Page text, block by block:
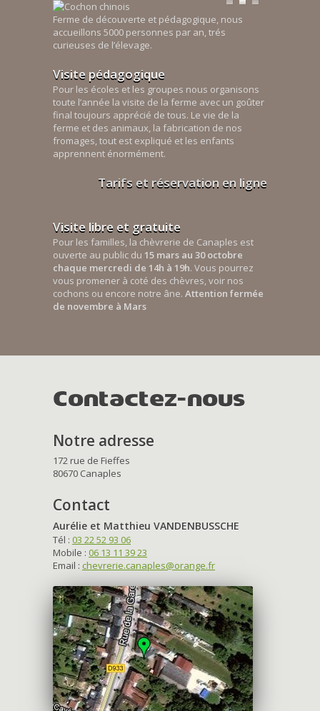
Ferme de découverte et pédagogique, nous
accueillons 5000 personnes par an, trés
curieuses de l’élevage.
Visite pédagogique
Pour les écoles et les groupes nous organisons
toute l’année la visite de la ferme avec un goûter
final toujours apprécié de tous. Le vie de la
ferme et des animaux, la fabrication de nos
fromages, tout est expliqué et les enfants
apprennent énormément.
Tarifs et réservation en ligne
Visite libre et gratuite
Pour les familles, la chèvrerie de Canaples est
ouverte au public du 15 mars au 30 octobre
chaque mercredi de 14h à 19h. Vous pourrez
vous promener à coté des chèvres, voir nos
cochons ou encore notre âne. Attention fermée
de novembre à Mars
Contactez-nous
Notre adresse
172 rue de Fieffes
80670 Canaples
Contact
Aurélie et Matthieu VANDENBUSSCHE
Tél : 03 22 52 93 06
Mobile : 06 13 11 39 23
Email : chevrerie.canaples@orange.fr